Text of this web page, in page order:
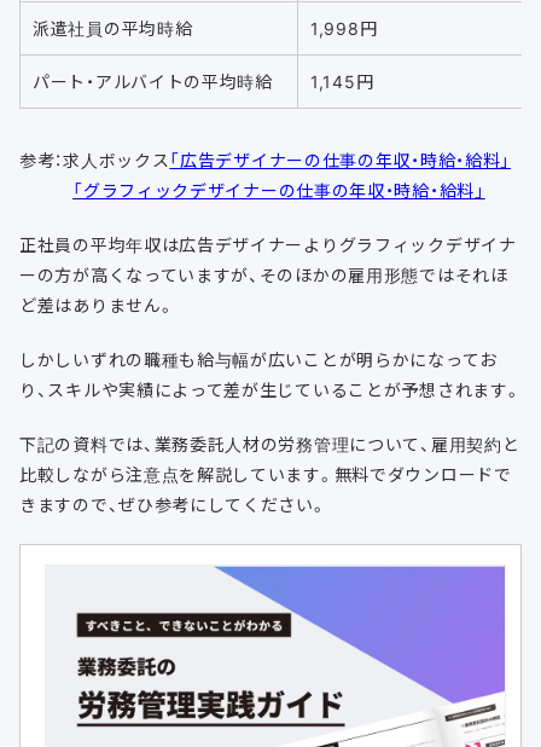
派遣社員の平均時給 1,998円
パート・アルバイトの平均時給 1,145円
参考：求人ボックス「広告デザイナーの仕事の年収・時給・給料」
「グラフィックデザイナーの仕事の年収・時給・給料」
正社員の平均年収は広告デザイナーよりグラフィックデザイナ
ーの方が高くなっていますが、そのほかの雇用形態ではそれほ
ど差はありません。
しかしいずれの職種も給与幅が広いことが明らかになってお
り、スキルや実績によって差が生じていることが予想されます。
下記の資料では、業務委託人材の労務管理について、雇用契約と
比較しながら注意点を解説しています。無料でダウンロードで
きますので、ぜひ参考にしてください。